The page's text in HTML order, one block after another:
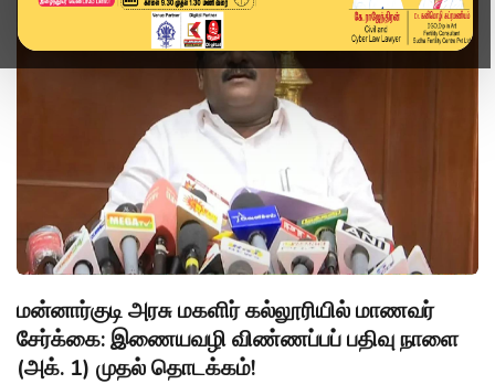
தமிழ்நாடு
மன்னார்குடி அரசு மகளிர் கல்லூரியில் மாணவர்
சேர்க்கை: இணையவழி விண்ணப்பப் பதிவு நாளை
(அக். 1) முதல் தொடக்கம்!